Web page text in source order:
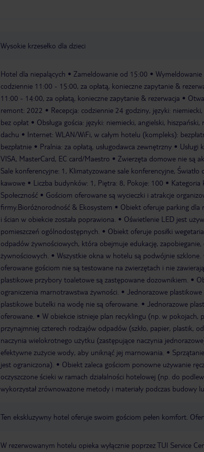
Wysokie krzesełko dla dzieci
Hotel dla niepalących Zameldowanie od 15:00
codziennie 11:00 - 15:00, za opłatą, konieczne zapytanie &
11:00 - 14:00, za opłatą, konieczne zapytanie & rezerwacja
remont: 2022
Recepcja: codziennie 24 godziny, języki:
bez opłat
Obsługa gościa: języki: niemiecki, angielski, hiszpański,
dachu
Internet: WLAN/WiFi, w całym hotelu (kompleks):
bezpłatnie
Pralnia: za opłatą, usługodawca zewnętrzny Usługi
VISA, MasterCard, EC card/Maestro
Zwierzęta domowe nie są
Sale konferencyjne: 1, Klimatyzowane sale konferencyjne,
kawowe
Liczba budynków: 1, Piętra: 8, Pokoje: 100
Kategoria
Społeczność
Gościom oferowane są wycieczki i atrakcje
firmy.Bioróżnorodność & Ekosystem
Obiekt oferuje parking dla
i ścian w obiekcie została poprawiona.
Oświetlenie LED jest
pomieszczeń ogólnodostępnych.
Obiekt oferuje posiłki
odpadów żywnościowych, która obejmuje edukację,
żywnościowych.
Wszystkie okna w hotelu są podwójnie szklone.
oferowane gościom nie są testowane na zwierzętach i nie
plastikowe przybory toaletowe są zastępowane dozownikiem.
ograniczenia marnotrawstwa żywności.
Jednorazowe plastikowe
plastikowe butelki na wodę nie są oferowane.
Jednorazowe
oferowane.
W obiekcie istnieje plan recyklingu (np. w pokojach,
przynajmniej czterech rodzajów odpadów (szkło, papier, plastik,
naczynia wielokrotnego użytku (zastępujące naczynia
efektywne zużycie wody, aby uniknąć jej marnowania.
jest ograniczona).
Obiekt zaleca gościom ponowne używanie
oczyszczone ścieki w ramach działalności hotelowej (np. do
wykorzystał zrównoważone metody i materiały podczas budowy
Ten ekskluzywny hotel oferuje swoim gościom pełen komfort.
W rezerwowanym hotelu opieka wyłącznie poprzez TUI Service